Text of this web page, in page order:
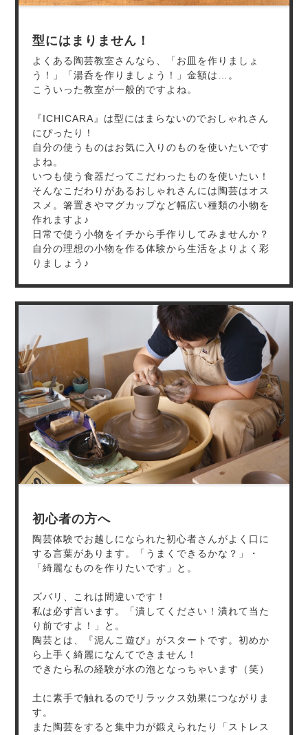
型にはまりません！
よくある陶芸教室さんなら、「お皿を作りましょ
う！」「湯呑を作りましょう！」金額は…。
こういった教室が一般的ですよね。
『ICHICARA』は型にはまらないのでおしゃれさん
にぴったり！
自分の使うものはお気に入りのものを使いたいです
よね。
いつも使う食器だってこだわったものを使いたい！
そんなこだわりがあるおしゃれさんには陶芸はオス
スメ。箸置きやマグカップなど幅広い種類の小物を
作れますよ♪
日常で使う小物をイチから手作りしてみませんか？
自分の理想の小物を作る体験から生活をよりよく彩
りましょう♪
初心者の方へ
陶芸体験でお越しになられた初心者さんがよく口に
する言葉があります。「うまくできるかな？」・
「綺麗なものを作りたいです」と。
ズバリ、これは間違いです！
私は必ず言います。「潰してください！潰れて当た
り前ですよ！」と。
陶芸とは、『泥んこ遊び』がスタートです。初めか
ら上手く綺麗になんてできません！
できたら私の経験が水の泡となっちゃいます（笑）
土に素手で触れるのでリラックス効果につながりま
す。
また陶芸をすると集中力が鍛えられたり「ストレス